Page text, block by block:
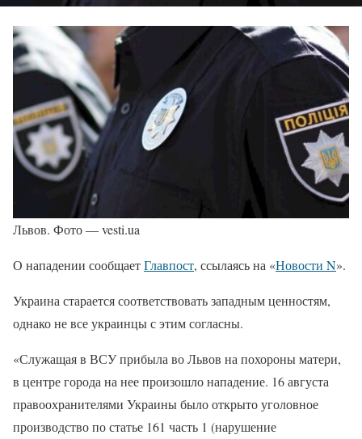
Львов. Фото — vesti.ua
О нападении сообщаетГлавпост, ссылаясь на «Новости N».
Украина старается соответствовать западным ценностям,
однако не все украинцы с этим согласны.
«Служащая в ВСУ прибыла во Львов на похороны матери,
в центре города на нее произошло нападение. 16 августа
правоохранителями Украины было открыто уголовное
производство по статье 161 часть 1 (нарушение